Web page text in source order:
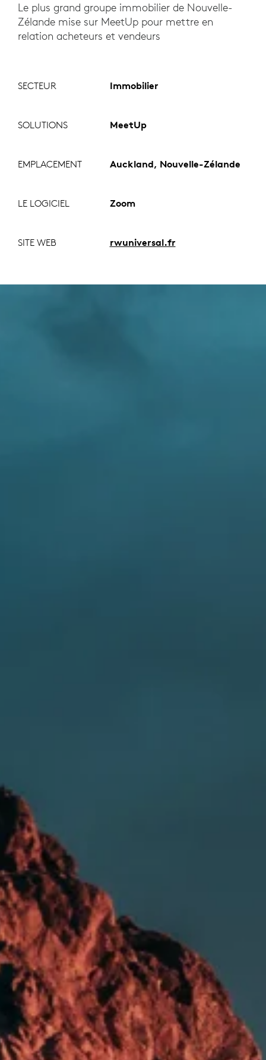
Le plus grand groupe immobilier de Nouvelle-
Zélande mise sur MeetUp pour mettre en
relation acheteurs et vendeurs
SECTEUR Immobilier
SOLUTIONS MeetUp
EMPLACEMENT Auckland, Nouvelle-Zélande
LE LOGICIEL Zoom
SITE WEB rwuniversal.fr